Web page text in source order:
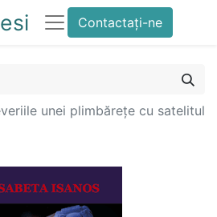
Contactați-ne
unei plimbărețe cu satelitul